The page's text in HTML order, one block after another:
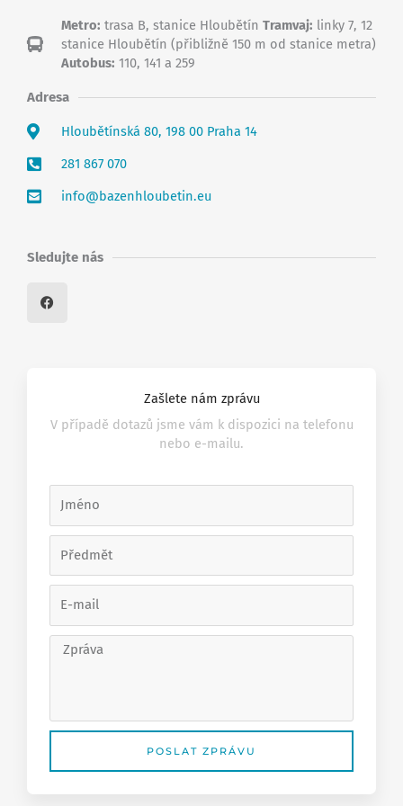
Metro: trasa B, stanice Hloubětín Tramvaj: linky 7, 12
stanice Hloubětín (přibližně 150 m od stanice metra)
Autobus: 110, 141 a 259
Adresa
Hloubětínská 80, 198 00 Praha 14
281 867 070
info@bazenhloubetin.eu
Sledujte nás
a
c
Zašlete nám zprávu
V případě dotazů jsme vám k dispozici na telefonu
nebo e-mailu.
mail
Zpráva
POSLAT ZPRÁVU